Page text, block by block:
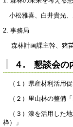
小松雅喜、白井貴光、
2. 事務局
森林計画課主幹、猪
４. 懇談会の
（１）県産材利活用促
（２）里山林の整備「
（３）漆を活用した
枠）」